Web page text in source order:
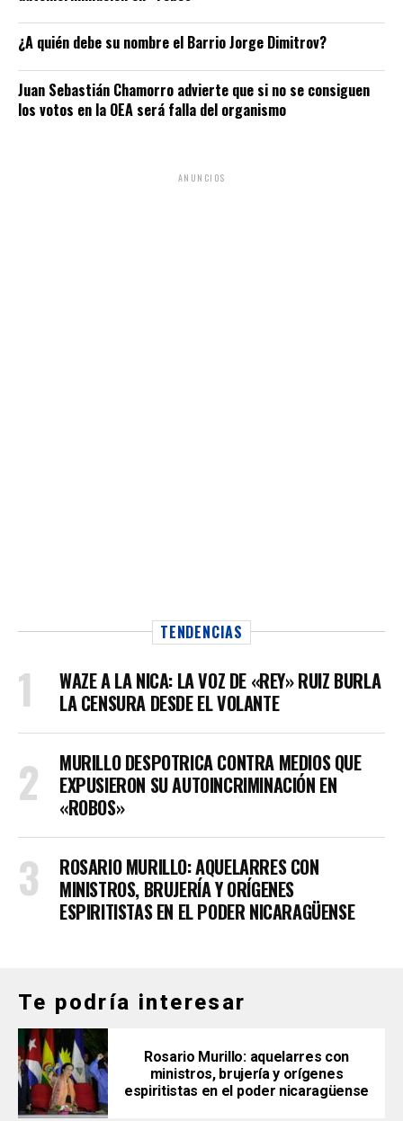
¿A quién debe su nombre el Barrio Jorge Dimitrov?
Juan Sebastián Chamorro advierte que si no se consiguen
los votos en la OEA será falla del organismo
ANUNCIOS
TENDENCIAS
WAZE A LA NICA: LA VOZ DE «REY» RUIZ BURLA
LA CENSURA DESDE EL VOLANTE
MURILLO DESPOTRICA CONTRA MEDIOS QUE
EXPUSIERON SU AUTOINCRIMINACIÓN EN
«ROBOS»
ROSARIO MURILLO: AQUELARRES CON
MINISTROS, BRUJERÍA Y ORÍGENES
ESPIRITISTAS EN EL PODER NICARAGÜENSE
Te podría interesar
Rosario Murillo: aquelarres con
ministros, brujería y orígenes
espiritistas en el poder nicaragüense